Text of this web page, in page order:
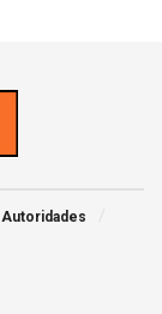
Autoridades